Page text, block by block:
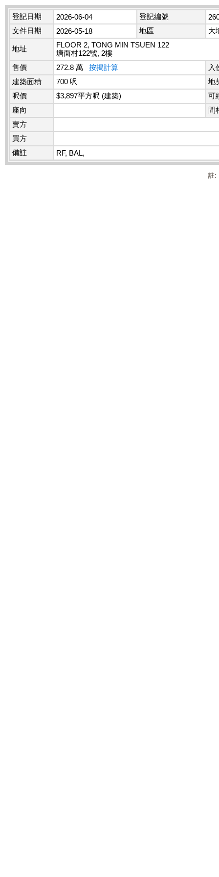
登記日期 2026-06-04 登記編號
文件日期
2026-05-18 地區 大
地址
FLOOR 2, TONG MIN TSUEN 122
塘面村122號, 2樓
售價
272.8 萬 按揭計算
入
建築面積
700 呎
地
呎價
$3,897平方呎 (建築)
可
座向
間
賣方
買方
備註
RF, BAL,
註: